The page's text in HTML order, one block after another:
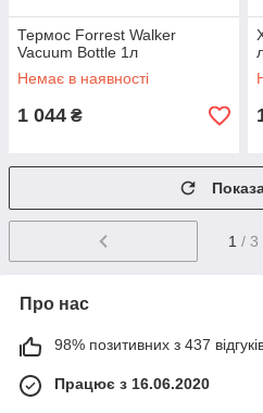
Термос Forrest Walker
Vacuum Bottle 1л
Немає в наявності
1 044 ₴
1 / 3
Про нас
98% позитивних з 437
Працює з 16.06.2020